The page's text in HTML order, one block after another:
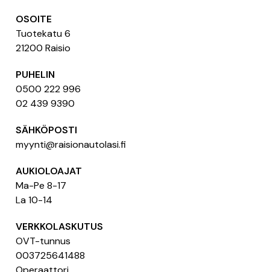
OSOITE
Tuotekatu 6
21200 Raisio
PUHELIN
0500 222 996
02 439 9390
SÄHKÖPOSTI
myynti@raisionautolasi.fi
AUKIOLOAJAT
Ma-Pe 8-17
La 10-14
VERKKOLASKUTUS
OVT-tunnus
003725641488